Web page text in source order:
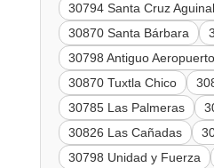
30794 Santa Cruz Aguinal
30870 Santa Bárbara
30798 Antiguo Aeropuerto
30870 Tuxtla Chico
30785 Las Palmeras
30826 Las Cañadas
30798 Unidad y Fuerza